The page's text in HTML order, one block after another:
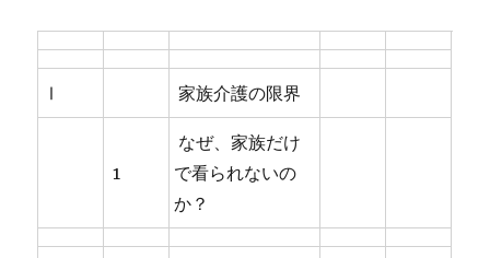
Ⅰ 家族介護の限界
1
なぜ、家族だけ
で看られないの
か？